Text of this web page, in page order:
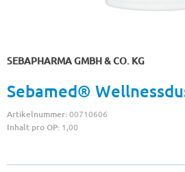
SEBAPHARMA GMBH & CO. KG
Sebamed®
Artikelnummer:00710606
Inhalt pro OP: 1,00